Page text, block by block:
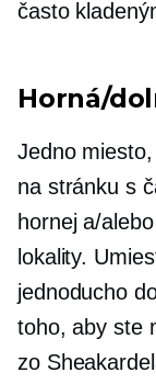
často
Horná/
Jedno
na stránku s
hornej a/
lokality.
jednoducho
toho, aby ste
zo